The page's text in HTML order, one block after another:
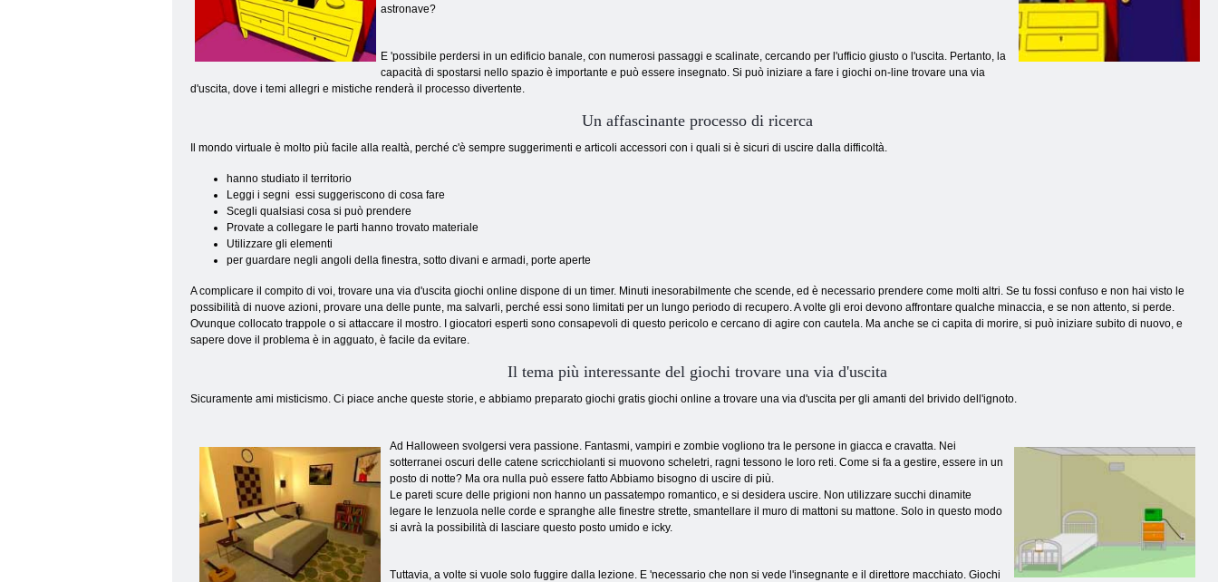
astronave?
E 'possibile perdersi in un edificio banale, con numerosi passaggi e scalinate, cercando per l'ufficio giusto o l'uscita. Pertanto, la
capacità di spostarsi nello spazio è importante e può essere insegnato. Si può iniziare a fare i giochi on-line trovare una via
d'uscita, dove i temi allegri e mistiche renderà il processo divertente.
Un affascinante processo di ricerca
Il mondo virtuale è molto più facile alla realtà, perché c'è sempre suggerimenti e articoli accessori con i quali si è sicuri di uscire dalla difficoltà.
hanno studiato il territorio
Leggi i segni essi suggeriscono di cosa fare
Scegli qualsiasi cosa si può prendere
Provate a collegare le parti hanno trovato materiale
Utilizzare gli elementi
per guardare negli angoli della finestra, sotto divani e armadi, porte aperte
A complicare il compito di voi, trovare una via d'uscita giochi online dispone di un timer. Minuti inesorabilmente che scende, ed è necessario prendere come molti altri. Se tu fossi confuso e non hai visto le
possibilità di nuove azioni, provare una delle punte, ma salvarli, perché essi sono limitati per un lungo periodo di recupero. A volte gli eroi devono affrontare qualche minaccia, e se non attento, si perde.
Ovunque collocato trappole o si attaccare il mostro. I giocatori esperti sono consapevoli di questo pericolo e cercano di agire con cautela. Ma anche se ci capita di morire, si può iniziare subito di nuovo, e
sapere dove il problema è in agguato, è facile da evitare.
Il tema più interessante del giochi trovare una via d'uscita
Sicuramente ami misticismo. Ci piace anche queste storie, e abbiamo preparato giochi gratis giochi online a trovare una via d'uscita per gli amanti del brivido dell'ignoto.
Ad Halloween svolgersi vera passione. Fantasmi, vampiri e zombie vogliono tra le persone in giacca e cravatta. Nei
sotterranei oscuri delle catene scricchiolanti si muovono scheletri, ragni tessono le loro reti. Come si fa a gestire, essere in un
posto di notte? Ma ora nulla può essere fatto Abbiamo bisogno di uscire di più.
Le pareti scure delle prigioni non hanno un passatempo romantico, e si desidera uscire. Non utilizzare succhi dinamite
legare le lenzuola nelle corde e spranghe alle finestre strette, smantellare il muro di mattoni su mattone. Solo in questo modo
si avrà la possibilità di lasciare questo posto umido e icky.
Tuttavia, a volte si vuole solo fuggire dalla lezione. E 'necessario che non si vede l'insegnante e il direttore macchiato. Giochi